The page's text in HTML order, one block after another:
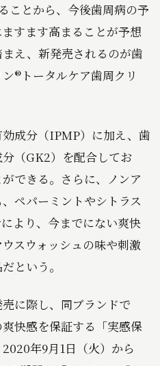
ことから、今後歯周病の予
すます高まることが予想
え、新発売されるのが歯
®トータルケア歯周クリ
成分（IPMP）に加え、歯
（GK2）を配合してお
できる。さらに、ノンア
ペパーミントやシトラス
より、今までにない爽快
スウォッシュの味や刺激
という。
に際し、同ブランドで
快感を保証する「実感保
年9月1日（火）から